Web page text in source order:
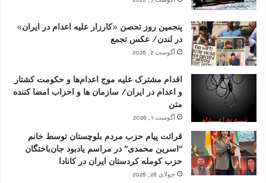
پنجمین روز تحصن «کارزار علیه اعدام در ایران»
در لندن/ عکس تجمع
آگوست 2, 2026
اقدام مشترک علیه موج اعدام‌ها و حکومت کشتار
و اعدام در ایران/ سازمان ها و احزاب امضا کننده
متن
آگوست 1, 2026
قرائت پیام حزب مردم بلوچستان توسط خانم
“اسرین محمدی” در مراسم یادبود جان‌باختگان
حزب کومله کردستان ایران در کانادا
جولای 26, 2026